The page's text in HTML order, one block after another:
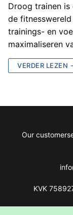
Droog trainen
de
trainings- en
maximaliseren
VERDER LEZEN
Our
KVK